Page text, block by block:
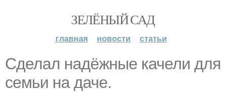
ЗЕЛЁНЫЙ САД
главная новости статьи
Сделал надёжные качели для
семьи на даче.